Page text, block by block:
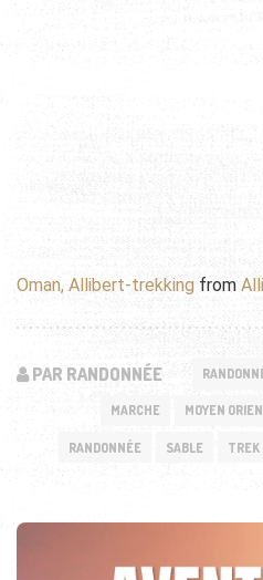
Oman, Allibert-trekking from
PAR RANDONNÉE
MARCHE MOYEN
RANDONNÉE SABLE TREK